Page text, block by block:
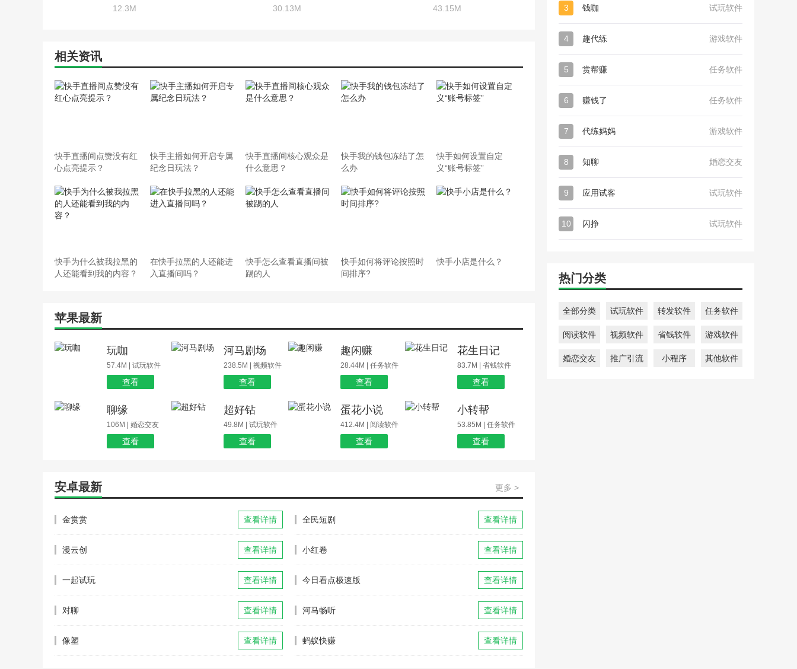
12.3M
30.13M
43.15M
相关资讯
快手直播间点赞没有红
心点亮提示？
快手主播如何开启专属
纪念日玩法？
快手直播间核心观众是
什么意思？
快手我的钱包冻结了怎
么办
快手如何设置自定
义“账号标签”
快手为什么被我拉黑的
人还能看到我的内容？
在快手拉黑的人还能进
入直播间吗？
快手怎么查看直播间被
踢的人
快手如何将评论按照时
间排序?
快手小店是什么？
苹果最新
玩咖
57.4M | 试玩软件
查看
河马剧场
238.5M | 视频软件
查看
趣闲赚
28.44M | 任务软件
查看
花生日记
83.7M | 省钱软件
查看
聊缘
106M | 婚恋交友
查看
超好钻
49.8M | 试玩软件
查看
蛋花小说
412.4M | 阅读软件
查看
小转帮
53.85M | 任务软件
查看
安卓最新 更多 >
金赏赏 查看详情 全民短剧 查看详情
漫云创 查看详情 小红卷 查看详情
一起试玩 查看详情 今日看点极速版 查看详情
对聊 查看详情 河马畅听 查看详情
像塑 查看详情 蚂蚁快赚 查看详情
3 钱咖 试玩软件
4 趣代练 游戏软件
5 赏帮赚 任务软件
6 赚钱了 任务软件
7 代练妈妈 游戏软件
8 知聊 婚恋交友
9 应用试客 试玩软件
10 闪挣 试玩软件
热门分类
全部分类 试玩软件 转发软件 任务软件
阅读软件 视频软件 省钱软件 游戏软件
婚恋交友 推广引流 小程序 其他软件